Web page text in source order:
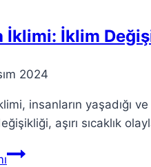
İklimi: İklim
2024
insanların yaşadığı
aşırı sıcaklık
Kara